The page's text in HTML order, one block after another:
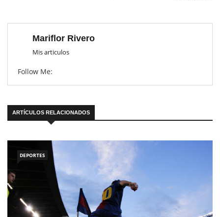
Mariflor Rivero
Mis articulos
Follow Me:
ARTÍCULOS RELACIONADOS
DEPORTES